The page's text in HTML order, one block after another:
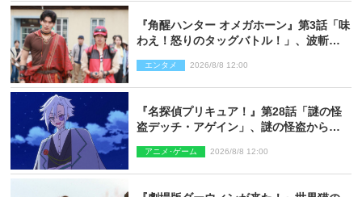
『角醒ハンター オメガホーン』第3話「味
わえ！怒りのタッグバトル！」、波斬の
エンタメ 2026/8/8 12:00
『名探偵プリキュア！』第28話「謎の怪
盗デッチ・アゲイン」、謎の怪盗から不
アニメ･ゲーム 2026/8/8 12:00